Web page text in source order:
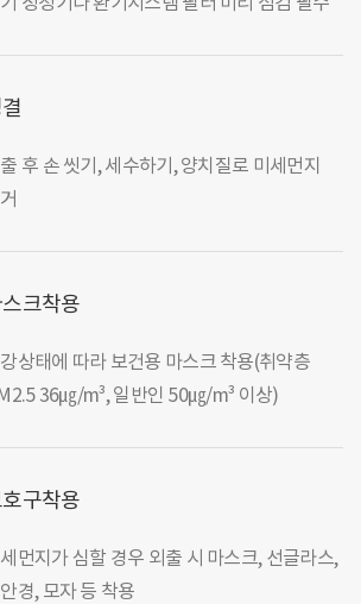
후 손 씻기, 세수하기, 양치질로 미세먼지
크착용
상태에 따라 보건용 마스크 착용(취약층
36㎍/m³, 일반인 50㎍/m³ 이상)
구착용
먼지가 심할 경우 외출 시 마스크, 선글라스,
경, 모자 등 착용